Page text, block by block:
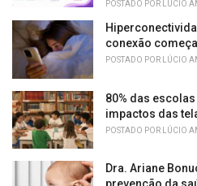
POSTADO POR LÚCIO
conexão
POSTADO POR LÚCIO
80% das
impactos das
POSTADO POR LÚCIO
Dra. Ariane